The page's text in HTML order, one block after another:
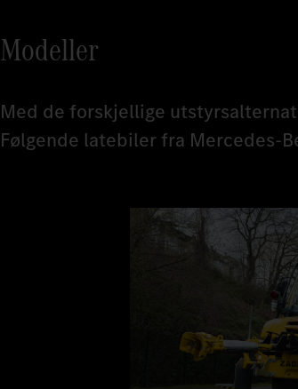
Modeller
Med de forskjellige
Følgende latebiler fra Mercedes-